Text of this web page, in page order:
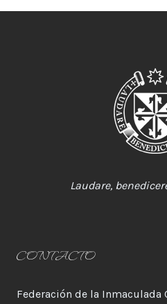
Laudare,
CONTACTO
Federación de la Inmaculada